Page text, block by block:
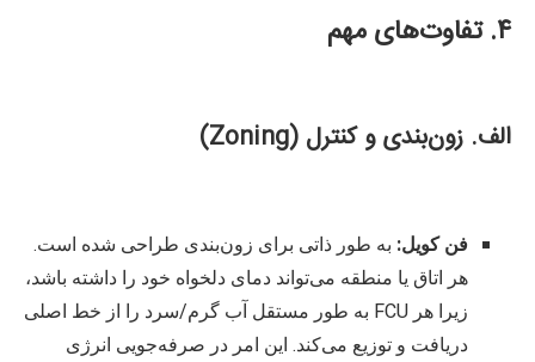
۴. تفاوت‌های مهم
الف. زون‌بندی و کنترل (Zoning)
فن کویل: به طور ذاتی برای زون‌بندی طراحی شده است.
هر اتاق یا منطقه می‌تواند دمای دلخواه خود را داشته باشد،
زیرا هر FCU به طور مستقل آب گرم/سرد را از خط اصلی
دریافت و توزیع می‌کند. این امر در صرفه‌جویی انرژی